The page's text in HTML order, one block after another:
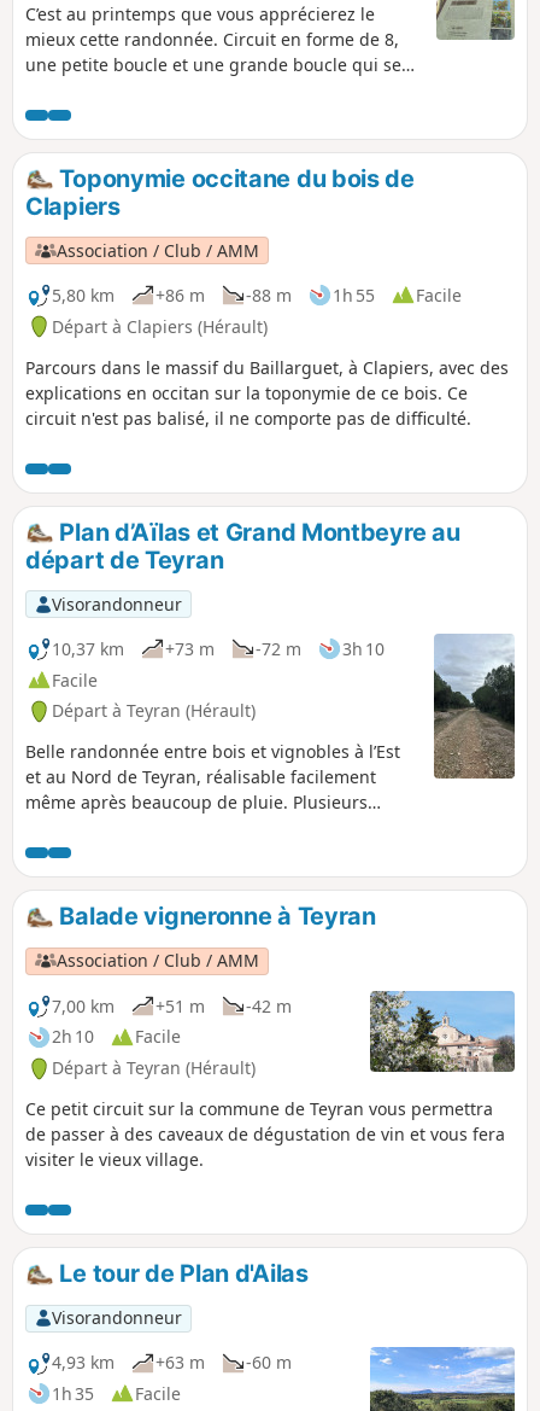
C’est au printemps que vous apprécierez le
mieux cette randonnée. Circuit en forme de 8,
une petite boucle et une grande boucle qui se
chaque arbre se trouve un panneau explicatif
accompagné d'un poème écrit par un auteur.
Toponymie occitane du bois de
Clapiers
Association / Club / AMM
5,80 km
+86 m -88 m 1h 55
Facile
Départ à Clapiers (Hérault)
Parcours dans le massif du Baillarguet, à Clapiers, avec des
explications en occitan sur la toponymie de ce bois. Ce
circuit n'est pas balisé, il ne comporte pas de difficulté.
Plan d’Aïlas et Grand Montbeyre au
départ de Teyran
Visorandonneur
10,37 km
+73 m -72 m
3h 10
Facile
Départ à Teyran (Hérault)
Belle randonnée entre bois et vignobles à l’Est
et au Nord de Teyran, réalisable facilement
même après beaucoup de pluie. Plusieurs
chemins parcourus sont des pistes DFCI ou
similaire. Déconseillée lors de fortes chaleurs
car la plupart du temps à découvert.
Balade vigneronne à Teyran
Association / Club / AMM
7,00 km
+51 m
-42 m
2h 10
Facile
Départ à Teyran (Hérault)
Ce petit circuit sur la commune de Teyran vous permettra
de passer à des caveaux de dégustation de vin et vous fera
visiter le vieux village.
Le tour de Plan d'Ailas
Visorandonneur
4,93 km
+63 m
-60 m
1h 35
Facile